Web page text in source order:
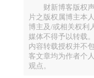
出了捷运站后，
财新博客版权声
片之版权属博主本
博主及/或相关权利
媒体不得予以转载
内容转载授权并不
客文章均为作者个
观点。